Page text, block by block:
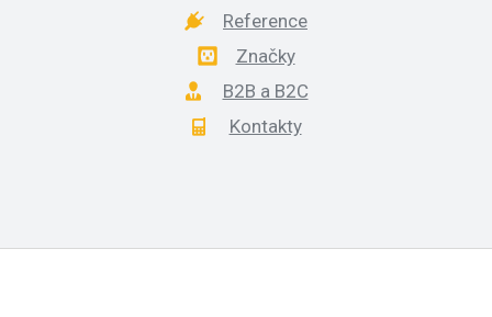
Reference
Značky
B2B a B2C
Kontakty